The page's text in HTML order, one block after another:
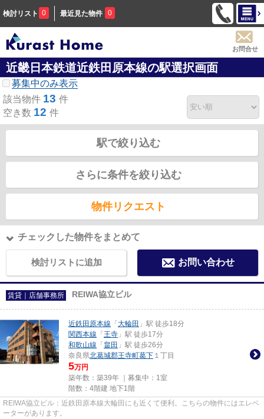
検討リスト 0 最近見た物件 0
お問合せ
近畿日本鉄道近鉄田原本線の駅選択画面
募集中のみ表示
該当物件 13 件
空き数 12 件
駅で絞り込む
さらに条件を絞り込む
物件リクエスト
チェックした物件をまとめて
検討リストに追加 お問い合わせ
賃貸｜店舗事務所 REIWA協立ビル
近鉄田原本線 「 大輪田 」駅 徒歩18分
関西本線 「 王寺 」駅 徒歩17分
和歌山線 「 畠田 」駅 徒歩26分
奈良県北葛城郡王寺町葛下 １丁目
5万円
築年数：築39年 ｜募集中： 1室
階数：4階建 地下1階
REIWA協立ビル：近鉄田原本線大輪田にも近くて便利。こちらの物件にはエレベ
ーターがあります。